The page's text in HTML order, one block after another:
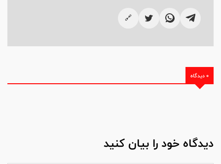
🔗
0 دیدگاه
دیدگاه خود را بیان کنید